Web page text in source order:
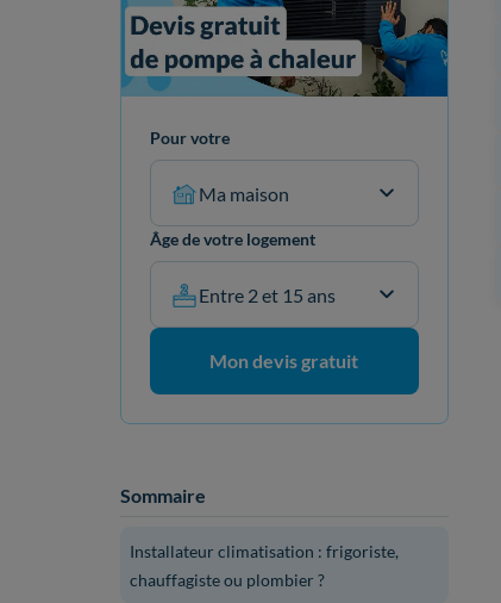
Pour votre
Ma maison
Âge de votre logement
Entre 2 et 15 ans
Mon devis gratuit
Sommaire
Installateur climatisation : frigoriste,
chauffagiste ou plombier ?